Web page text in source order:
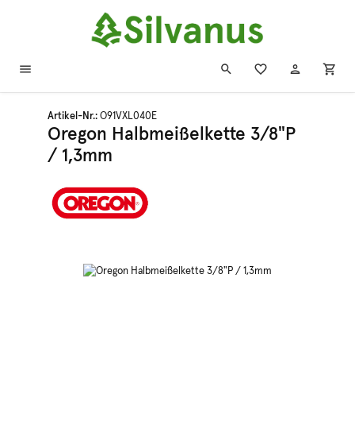
Zum Hauptinhalt springen
Artikel-Nr.: O91VXL040E
Oregon Halbmeißelkette 3/8"P
/ 1,3mm
Bildergalerie überspringen